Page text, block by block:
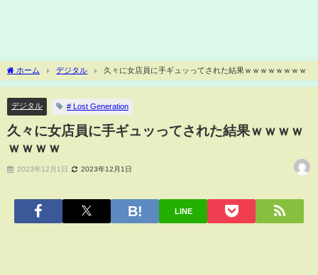
ホーム デジタル 久々に女店員に手ギュッってされた結果ｗｗｗｗｗｗｗｗ
デジタル # Lost Generation
久々に女店員に手ギュッってされた結果ｗｗｗｗ
ｗｗｗｗ
2023年12月1日 2023年12月1日
LINE